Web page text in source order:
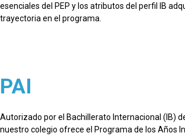
esenciales del PEP y los atributos del perfil IB
trayectoria en el programa.
PAI
Autorizado por el Bachillerato lnternacional (IB)
nuestro colegio ofrece el Programa de los Años